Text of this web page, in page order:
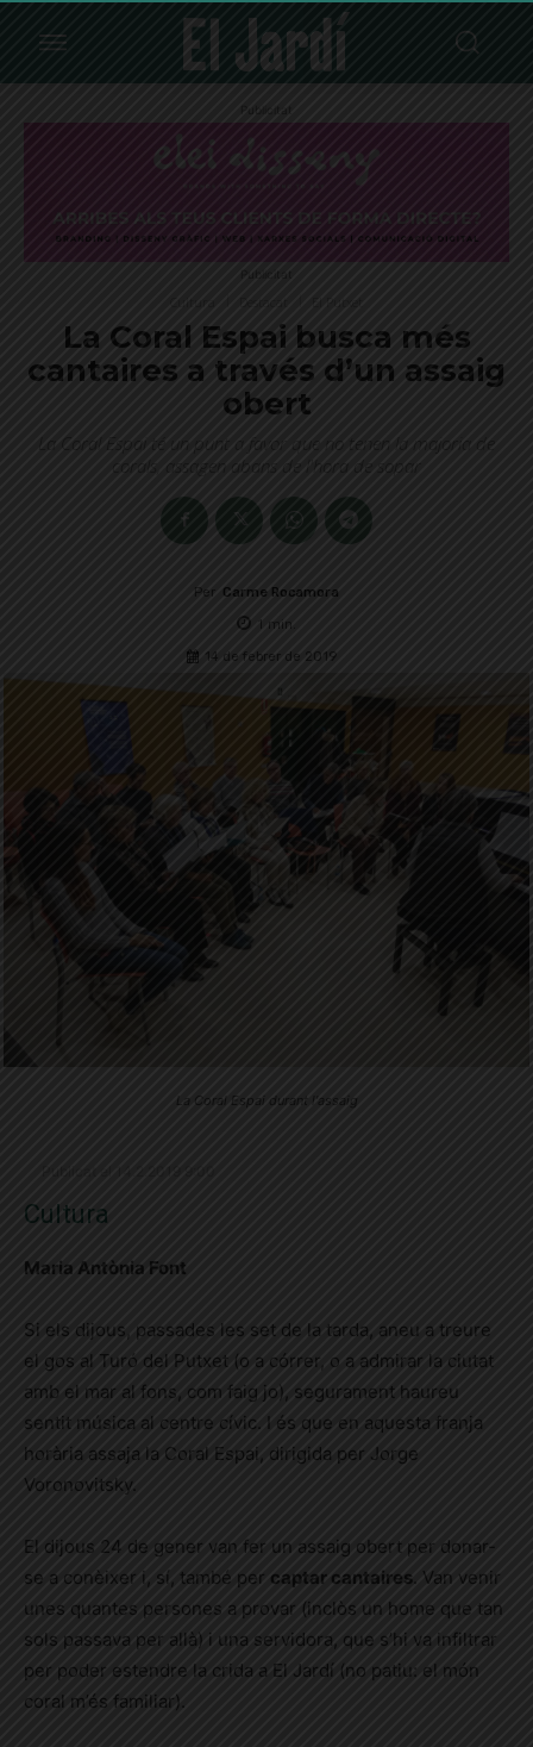
Publicitat
Publicitat
La Coral Espai busca més
cantaires a través d’un assaig
obert
La Coral Espai té un punt a favor que no tenen la majoria de
corals, assagen abans de l'hora de sopar
Per Carme Rocamora
1 min.
14 de febrer de 2019
La Coral Espai durant l'assaig
Cultura
Maria Antònia Font
Si els dijous, passades les set de la tarda, aneu a treure
el gos al Turó del Putxet (o a córrer, o a admirar la ciutat
amb el mar al fons, com faig jo), segurament haureu
sentit música al centre cívic. I és que en aquesta franja
horària assaja la Coral Espai, dirigida per Jorge
Voronovitsky.
El dijous 24 de gener van fer un assaig obert per donar-
se a conèixer i, sí, també per captar cantaires. Van venir
unes quantes persones a provar (inclòs un home que tan
sols passava per allà) i una servidora, que s’hi va infiltrar
per poder estendre la crida a El Jardí (no patiu: el món
coral m’és familiar).